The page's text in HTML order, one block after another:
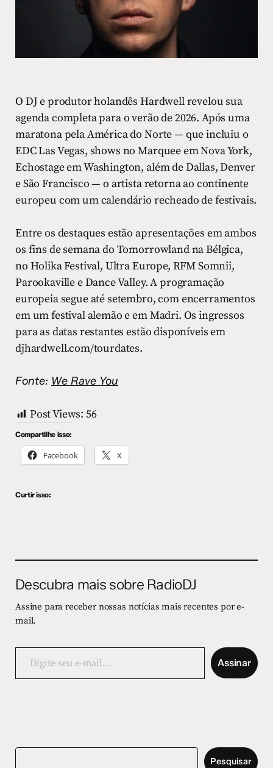
O DJ e produtor holandês Hardwell revelou sua
agenda completa para o verão de 2026. Após uma
maratona pela América do Norte — que incluiu o
EDC Las Vegas, shows no Marquee em Nova York,
Echostage em Washington, além de Dallas, Denver
e São Francisco — o artista retorna ao continente
europeu com um calendário recheado de festivais.
Entre os destaques estão apresentações em ambos
os fins de semana do Tomorrowland na Bélgica,
no Holika Festival, Ultra Europe, RFM Somnii,
Parookaville e Dance Valley. A programação
europeia segue até setembro, com encerramentos
em um festival alemão e em Madri. Os ingressos
para as datas restantes estão disponíveis em
djhardwell.com/tourdates.
Fonte: We Rave You
Post Views: 56
Compartilhe isso:
Facebook X
Curtir isso:
Descubra mais sobre RadioDJ
Assine para receber nossas notícias mais recentes por e-
mail.
mail…
Assinar
Pesquisar